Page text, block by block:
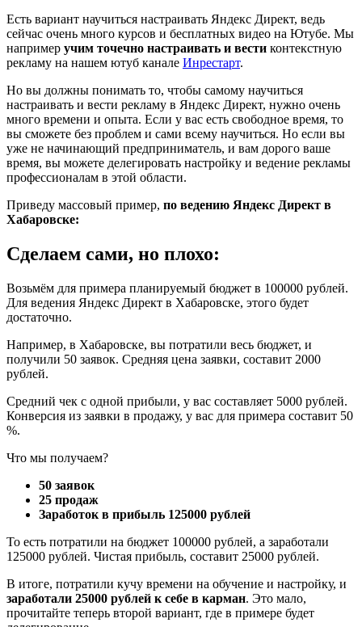
Есть вариант научиться настраивать Яндекс Директ, ведь
сейчас очень много курсов и бесплатных видео на Ютубе. Мы
например учим точечно настраивать и вести контекстную
рекламу на нашем ютуб канале Инрестарт.
Но вы должны понимать то, чтобы самому научиться
настраивать и вести рекламу в Яндекс Директ, нужно очень
много времени и опыта. Если у вас есть свободное время, то
вы сможете без проблем и сами всему научиться. Но если вы
уже не начинающий предприниматель, и вам дорого ваше
время, вы можете делегировать настройку и ведение рекламы
профессионалам в этой области.
Приведу массовый пример, по ведению Яндекс Директ в
Хабаровске:
Сделаем сами, но плохо:
Возьмём для примера планируемый бюджет в 100000 рублей.
Для ведения Яндекс Директ в Хабаровске, этого будет
достаточно.
Например, в Хабаровске, вы потратили весь бюджет, и
получили 50 заявок. Средняя цена заявки, составит 2000
рублей.
Средний чек с одной прибыли, у вас составляет 5000 рублей.
Конверсия из заявки в продажу, у вас для примера составит 50
%.
Что мы получаем?
50 заявок
25 продаж
Заработок в прибыль 125000 рублей
То есть потратили на бюджет 100000 рублей, а заработали
125000 рублей. Чистая прибыль, составит 25000 рублей.
В итоге, потратили кучу времени на обучение и настройку, и
заработали 25000 рублей к себе в карман. Это мало,
прочитайте теперь второй вариант, где в примере будет